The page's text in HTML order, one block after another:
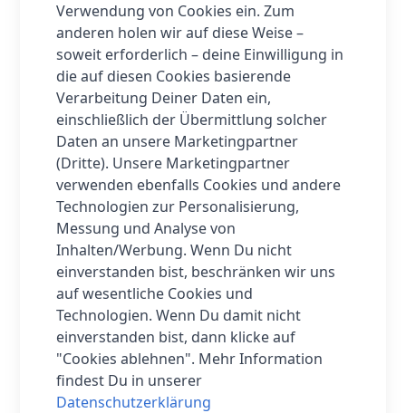
zusätzliche Cloud-Speicheroptionen.
DankWi-Fi ac/b/g/n und Bluetooth
5.0bist du immer bestens vernetzt und
kannst auch unterwegs auf deine
Bibliothek zugreifen. Dertolino shine
colorunterstützt eine Vielzahl von
eBook-Formaten, darunterEPUB,
MOBI, PDFund mehr, sowie den
Zugriff auf öffentliche Bibliotheken
über Onleihe.
Mit Extras wie demHall-Sensor
Schutztaschen mitStandby-Funktion,
Family Sharing und kostenlose
Software-Updatesbietet der
shine colorein rundum
überzeugendes Leseerlebnis. Worauf
wartest du noch? Tauche ein in die Welt
des Lesens mit dem
Verwendung von Cookies ein. Zum
anderen holen wir auf diese Weise –
soweit erforderlich – deine Einwilligung in
die auf diesen Cookies basierende
Verarbeitung Deiner Daten ein,
einschließlich der Übermittlung solcher
Daten an unsere Marketingpartner
(Dritte). Unsere Marketingpartner
verwenden ebenfalls Cookies und andere
Technologien zur Personalisierung,
Messung und Analyse von
Inhalten/Werbung. Wenn Du nicht
einverstanden bist, beschränken wir uns
auf wesentliche Cookies und
Technologien. Wenn Du damit nicht
einverstanden bist, dann klicke auf
"Cookies ablehnen". Mehr Information
findest Du in unserer
Datenschutzerklärung